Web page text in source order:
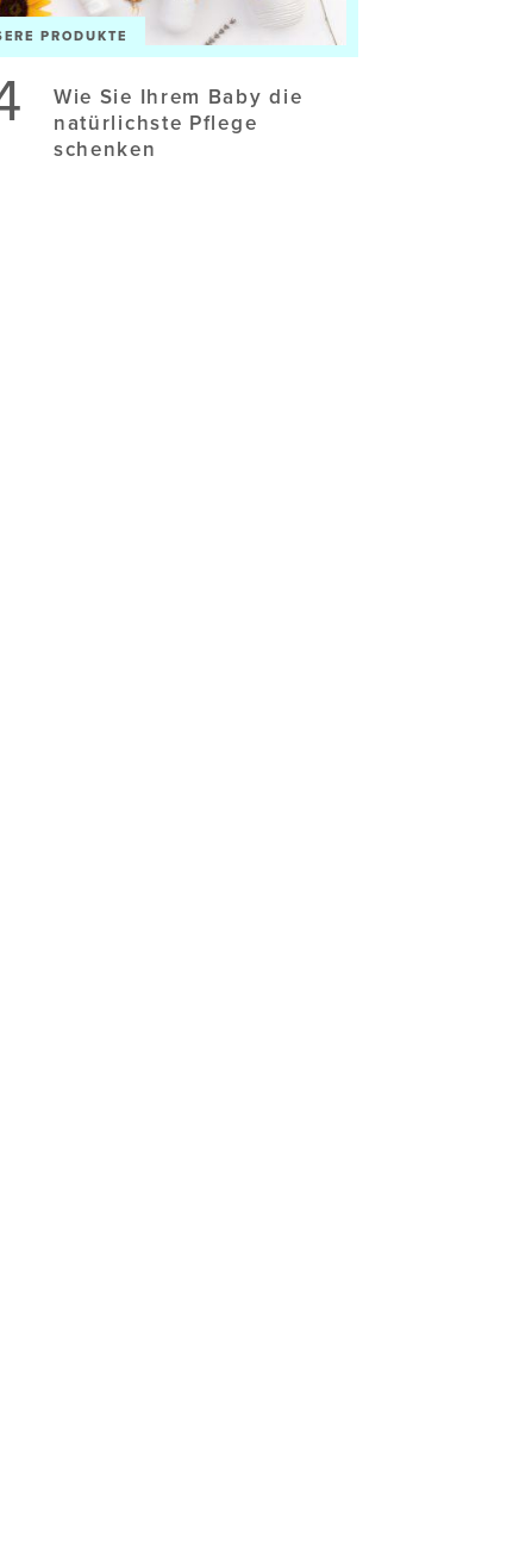
PRODUKTE
Wie Sie Ihrem Baby die
natürlichste Pflege
schenken